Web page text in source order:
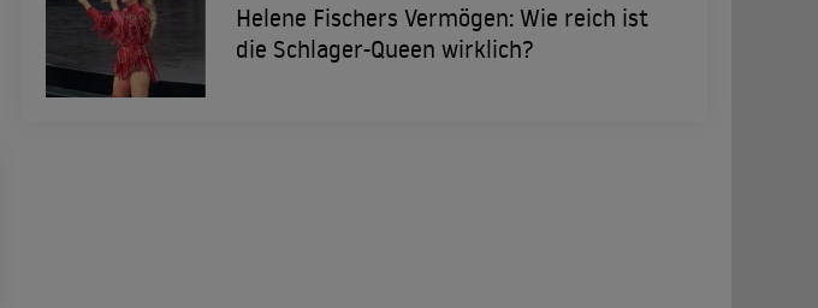
Helene Fischers Vermögen: Wie reich ist
die Schlager-Queen wirklich?